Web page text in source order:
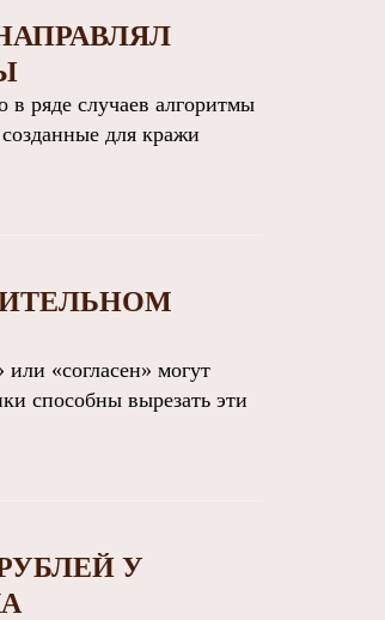
ряде случаев алгоритмы
для кражи
«согласен» могут
способны вырезать эти
У